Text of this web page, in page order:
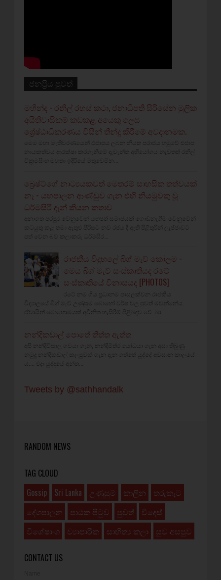
ජනප්‍රිය පුවත්
මහින්ද - රනිල් රහස් කථා, ජනාධිපති සිරිසේන මුලික
අයිතිවාසිකම් කඩකළ අයෙකු ලෙස
ශ්‍රේෂ්ඨාධිකරණය විසින් තීන්දු කිරීමේ අවදානමක.
මෙම මහා මැතිවරණයෙන් එජාපය ලබන නියත පරාජය හමුවේ එජාප
නායකත්වය ආරක්ෂා කරගැනීමේ දැවැන්ත අභියෝගය නැවතත් රනිල්
වික්‍රමසිංහ මහතා ඉදිරියේ මතුවෙමින...
බ්‍රෙෂ්ට්ගේ නාට්‍යයකවත් මෙතරම් සාහසික තත්වයක්
නෑ - යහපාලන ආණ්ඩුව ගැන එහි නියමුවකු වූ
ධර්මසිරි දැන් කියන කතාව
අනාගත පරපුර වෙනුවෙන් යහපත් සමාජයක් ගොඩනැගීම වෙනුවෙන්
කටයුතු කළ තමා ඇතුළු පිරිසට නව රජය දී ඇති පිළිතුරින් ලැජ්ජාවට
පත් වෙන බව කලාකරු ධර්මසිර...
රාජකීය විදුහලේ බිග් මැච් කෝලම -
මෙය බිග් මැච් සංස්කෘතියද රටේ
සංස්කෘතියේ විනාසයද [PHOTOS]
රටේ නම ගිය ප්‍රධානම පාසලක්වන රාජකීය
විද්‍යාලයේ බිග් මැච් උණුසුම බොහෝ වර්ෂ වල පුවත් මවන්නේය.
ඒවායින් බොහොමයක් අවිනීත හැසිරීම් පිළිබඳව වේ. බා...
නන්දිකඩාල් පොතේ තිත්ත ඇත්ත
අපි නන්දිවිසාල ගවයා ගැන, නන්දිමිත්ර යෝධයා ගැන අසා තිබුණු
නමුදු නන්දිකඩාල් කලපුවක් ගැන දැන ගත්තේ යුද්දේ අවසාන කාලයේ
ය.... එදා යුද්දයේ අන්ත...
Tweets by @sathhandalk
RANDOM NEWS
TAG CLOUD
Gossip
Sri Lanka උණුසුම් කාලීන
තරුකැට
දේශපාලන
පාඨක පිටුව පුවත්
විදෙස්
විශේෂාංග
ව්‍යාපාරික සාහිත්‍ය කලා සුව අසපුව
CONTACT US